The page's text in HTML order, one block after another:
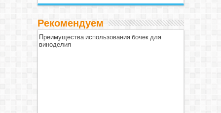
Рекомендуем
Преимущества использования бочек для
виноделия